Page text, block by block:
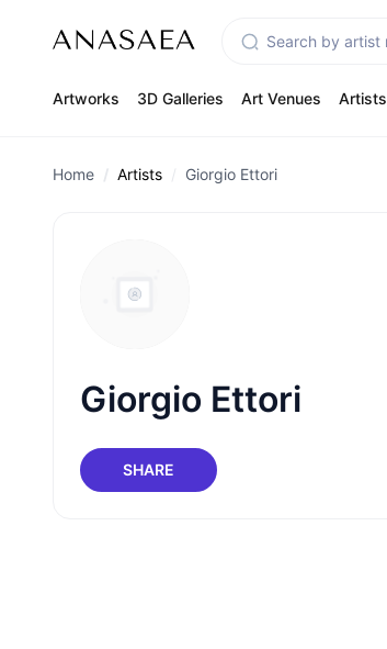
Artworks 3D Galleries Art Venues Artists
Home Artists Giorgio Ettori
Giorgio Ettori
SHARE